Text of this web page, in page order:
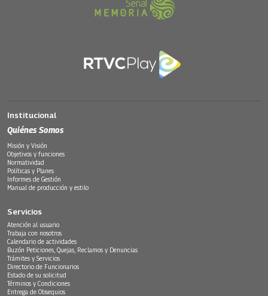
Institucional
Quiénes Somos
Misión y Visión
Objetivos y funciones
Normatividad
Políticas y Planes
Informes de Gestión
Manual de producción y estilo
Servicios
Atención al usuario
Trabaja con nosotros
Calendario de actividades
Buzón Peticiones, Quejas, Reclamos y Denuncias
Trámites y Servicios
Directorio de Funcionarios
Estado de su solicitud
Términos y Condiciones
Entrega de Obsequios